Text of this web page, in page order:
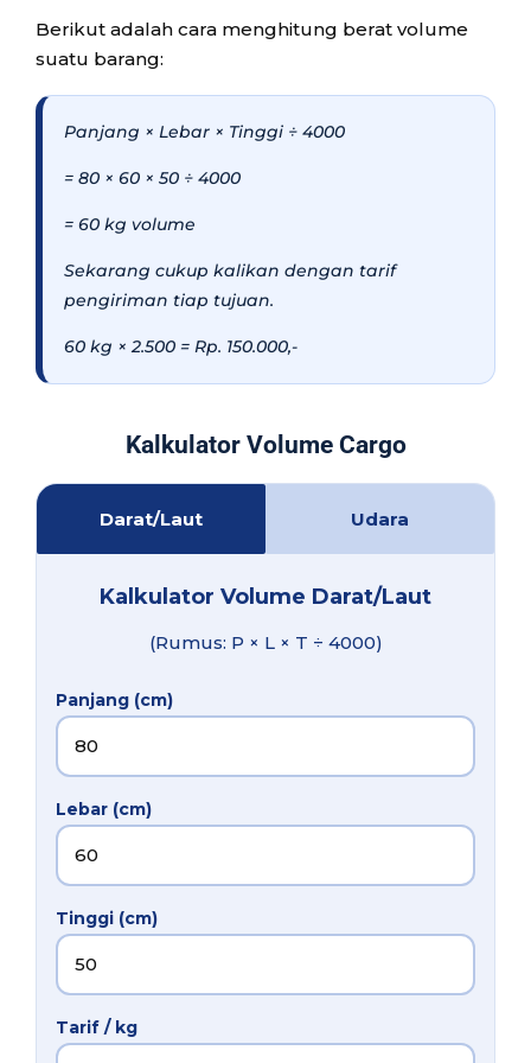
Berikut adalah cara menghitung berat volume
suatu barang:
Panjang × Lebar × Tinggi ÷ 4000
= 80 × 60 × 50 ÷ 4000
= 60 kg volume
Sekarang cukup kalikan dengan tarif
pengiriman tiap tujuan.
60 kg × 2.500 = Rp. 150.000,-
Kalkulator Volume Cargo
Darat/Laut Udara
Kalkulator Volume Darat/Laut
(Rumus: P × L × T ÷ 4000)
Panjang (cm)
Lebar (cm)
Tinggi (cm)
Tarif / kg